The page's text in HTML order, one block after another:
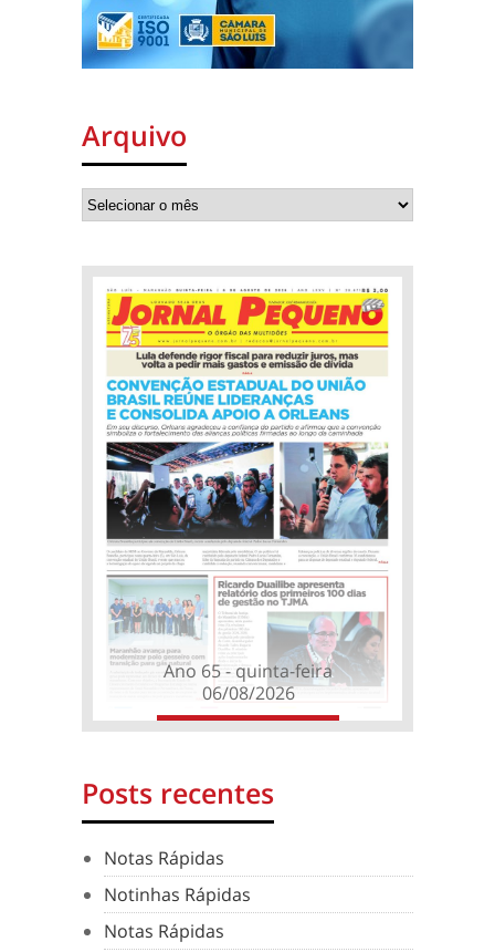
Arquivo
Ano 65 - quinta-feira
06/08/2026
Posts recentes
Notas Rápidas
Notinhas Rápidas
Notas Rápidas